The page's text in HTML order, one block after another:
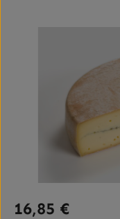
Regulärer Preis:
16,85 €